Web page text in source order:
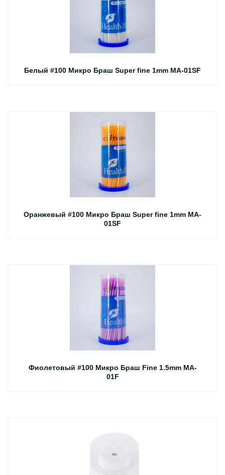
Белый #100 Микро Браш Super fine 1mm MA-01SF
Оранжевый #100 Микро Браш Super fine 1mm MA-
01SF
Фиолетовый #100 Микро Браш Fine 1.5mm MA-
01F